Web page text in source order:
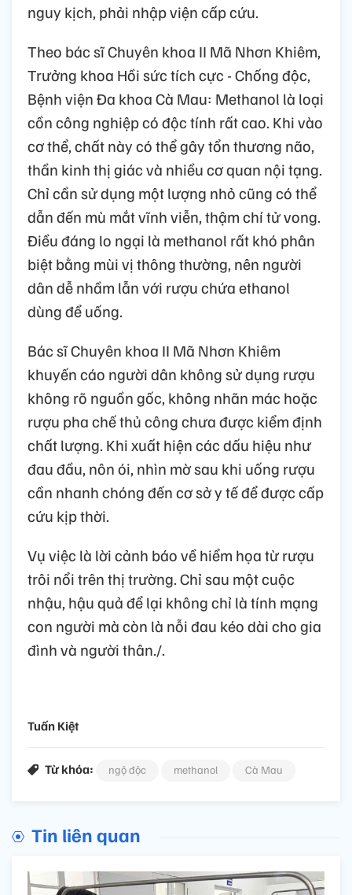
nguy kịch, phải nhập viện cấp cứu.
Theo bác sĩ Chuyên khoa II Mã Nhơn Khiêm,
Trưởng khoa Hồi sức tích cực - Chống độc,
Bệnh viện Đa khoa Cà Mau: Methanol là loại
cồn công nghiệp có độc tính rất cao. Khi vào
cơ thể, chất này có thể gây tổn thương não,
thần kinh thị giác và nhiều cơ quan nội tạng.
Chỉ cần sử dụng một lượng nhỏ cũng có thể
dẫn đến mù mắt vĩnh viễn, thậm chí tử vong.
Điều đáng lo ngại là methanol rất khó phân
biệt bằng mùi vị thông thường, nên người
dân dễ nhầm lẫn với rượu chứa ethanol
dùng để uống.
Bác sĩ Chuyên khoa II Mã Nhơn Khiêm
khuyến cáo người dân không sử dụng rượu
không rõ nguồn gốc, không nhãn mác hoặc
rượu pha chế thủ công chưa được kiểm định
chất lượng. Khi xuất hiện các dấu hiệu như
đau đầu, nôn ói, nhìn mờ sau khi uống rượu
cần nhanh chóng đến cơ sở y tế để được cấp
cứu kịp thời.
Vụ việc là lời cảnh báo về hiểm họa từ rượu
trôi nổi trên thị trường. Chỉ sau một cuộc
nhậu, hậu quả để lại không chỉ là tính mạng
con người mà còn là nỗi đau kéo dài cho gia
đình và người thân./.
Tuấn Kiệt
Từ khóa: ngộ độc methanol Cà Mau
Tin liên quan